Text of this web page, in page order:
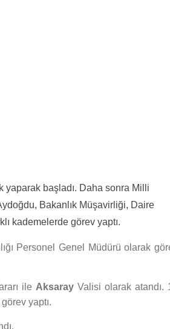
yaparak başladı. Daha sonra Milli
Bakanlık Müşavirliği, Daire
kademelerde görev yaptı.
Personel Genel Müdürü olarak
ile Aksaray Valisi olarak atandı.
yaptı.